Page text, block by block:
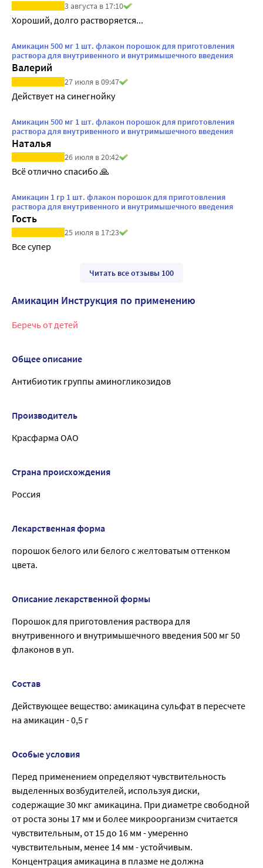
3 августа в 17:10
Хороший, долго растворяется...
Амикацин 500 мг 1 шт. флакон порошок для приготовления
раствора для внутривенного и внутримышечного введения
Валерий
27 июля в 09:47
Действует на синегнойку
Амикацин 500 мг 1 шт. флакон порошок для приготовления
раствора для внутривенного и внутримышечного введения
Наталья
26 июля в 20:42
Всё отлично спасибо 🙏
Амикацин 1 гр 1 шт. флакон порошок для приготовления
раствора для внутривенного и внутримышечного введения
Гость
25 июля в 17:23
Все супер
Читать все отзывы 100
Амикацин Инструкция по применению
Беречь от детей
Общее описание
Антибиотик группы аминогликозидов
Производитель
Красфарма ОАО
Страна происхождения
Россия
Лекарственная форма
порошок белого или белого с желтоватым оттенком
цвета.
Описание лекарственной формы
Порошок для приготовления раствора для
внутривенного и внутримышечного введения 500 мг 50
флаконов в уп.
Состав
Действующее вещество: амикацина сульфат в пересчете
на амикацин - 0,5 г
Особые условия
Перед применением определяют чувствительность
выделенных возбудителей, используя диски,
содержащие 30 мкг амикацина. При диаметре свободной
от роста зоны 17 мм и более микроорганизм считается
чувствительным, от 15 до 16 мм - умеренно
чувствительным, менее 14 мм - устойчивым.
Концентрация амикацина в плазме не должна